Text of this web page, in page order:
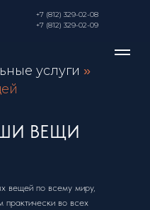
+7 (812) 329-02-08
+7 (812) 329-02-09
услуги »
ВЕЩИ
вещей по всему миру,
во всех